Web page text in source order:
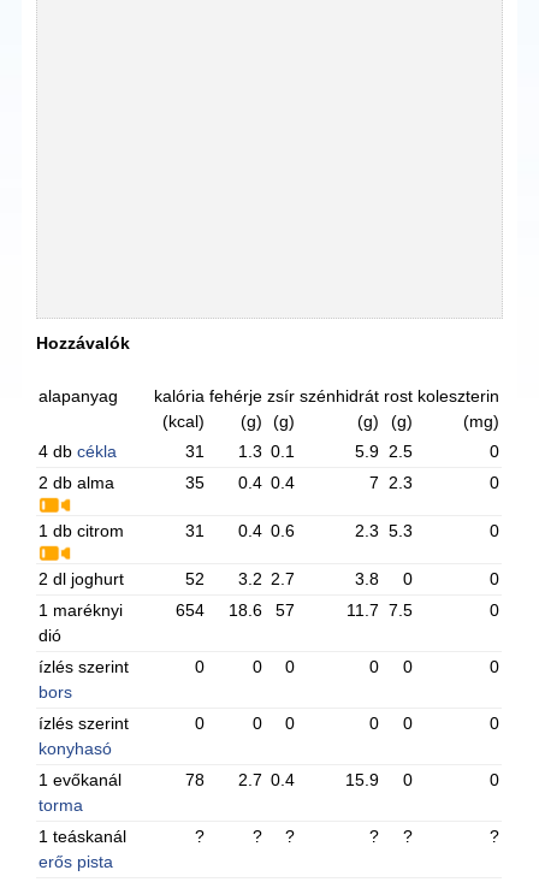
Hozzávalók
alapanyag
kalória
(kcal)
fehérje
(g)
zsír
(g)
szénhidrát
(g)
rost
(g)
koleszterin
(mg)
4 dbcékla 31 1.3 0.1 5.9 2.5
0
2 db alma
35 0.4 0.4 7 2.3 0
1 db citrom 31 0.4 0.6 2.3 5.3 0
2 dl joghurt 52 3.2 2.7 3.8 0
0
1 maréknyi
dió
654 18.6 57 11.7 7.5 0
ízlés szerint
bors
0 0 0 0 0 0
ízlés szerint
konyhasó
0 0 0 0 0 0
1 evőkanál
torma
78 2.7 0.4 15.9 0 0
1 teáskanál
erős pista
? ? ? ? ? ?